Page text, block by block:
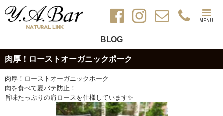
MENU
BLOG
肉厚！ローストオーガニックポーク
肉厚！ローストオーガニックポーク
肉を食べて夏バテ防止！
旨味たっぷりの肩ロースを仕様しています✨